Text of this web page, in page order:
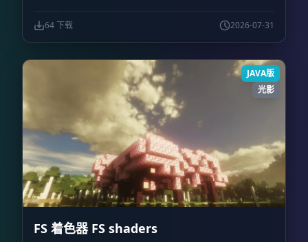
Minecraft、Iris、Distant Horizons、显卡和驱动程序
版本。
64 下载 2026-07-31
JAVA版
光影
FS 着色器 FS shaders